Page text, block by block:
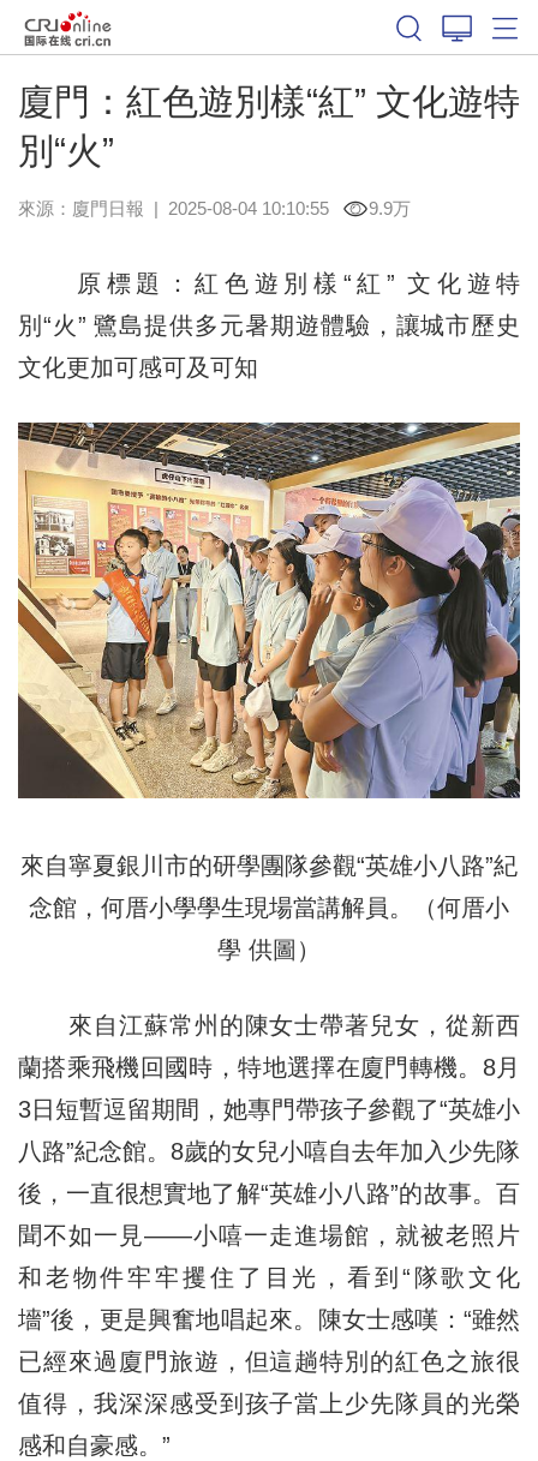
廈門：紅色遊別樣“紅” 文化遊特
別“火”
來源： 廈門日報 | 2025-08-04 10:10:55 9.9万
原標題：紅色遊別樣“紅” 文化遊特
別“火” 鷺島提供多元暑期遊體驗，讓城市歷史
文化更加可感可及可知
來自寧夏銀川市的研學團隊參觀“英雄小八路”紀
念館，何厝小學學生現場當講解員。（何厝小
學 供圖）
來自江蘇常州的陳女士帶著兒女，從新西
蘭搭乘飛機回國時，特地選擇在廈門轉機。8月
3日短暫逗留期間，她專門帶孩子參觀了“英雄小
八路”紀念館。8歲的女兒小嘻自去年加入少先隊
後，一直很想實地了解“英雄小八路”的故事。百
聞不如一見——小嘻一走進場館，就被老照片
和老物件牢牢攫住了目光，看到“隊歌文化
墻”後，更是興奮地唱起來。陳女士感嘆：“雖然
已經來過廈門旅遊，但這趟特別的紅色之旅很
值得，我深深感受到孩子當上少先隊員的光榮
感和自豪感。”